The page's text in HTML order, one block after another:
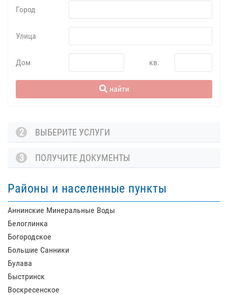
Город
Улица
Дом кв.
найти
2 ВЫБЕРИТЕ УСЛУГИ
3 ПОЛУЧИТЕ ДОКУМЕНТЫ
Районы и населенные пункты
Аннинские Минеральные Воды
Белоглинка
Богородское
Большие Санники
Булава
Быстринск
Воскресенское